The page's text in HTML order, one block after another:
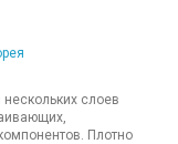
слоев
Плотно